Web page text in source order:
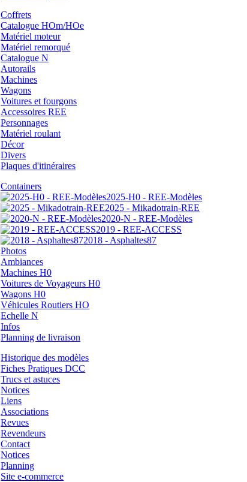
Coffrets
Catalogue HOm/HOe
Matériel moteur
Matériel remorqué
Catalogue N
Autorails
Machines
Wagons
Voitures et fourgons
Accessoires REE
Personnages
Matériel roulant
Décor
Divers
Plaques d'itinéraires
Containers
2025-H0 - REE-Modèles
2025 - Mikadotrain-REE
2020-N - REE-Modèles
2019 - REE-ACCESS
2018 - Asphaltes87
Photos
Ambiances
Machines H0
Voitures de Voyageurs H0
Wagons H0
Véhicules Routiers HO
Echelle N
Infos
Planning de livraison
Historique des modèles
Fiches Pratiques DCC
Trucs et astuces
Notices
Liens
Associations
Revues
Revendeurs
Contact
Notices
Planning
Site e-commerce